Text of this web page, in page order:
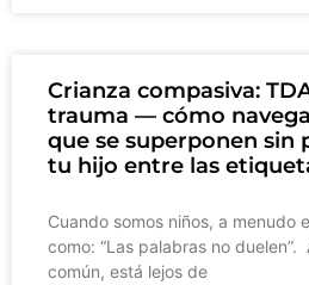
Crianza compasiva:
trauma — cómo
que se superponen sin
tu hijo entre las
Cuando somos niños, a menudo
como: “Las palabras no duelen”.
común, está lejos de